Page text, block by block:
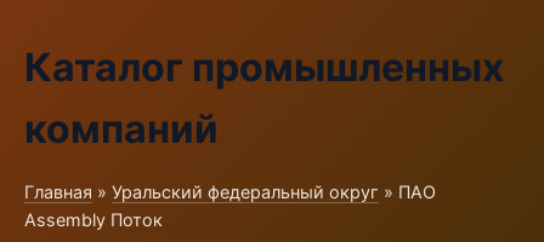
Каталог промышленных
компаний
Главная » Уральский федеральный округ » ПАО
Assembly Поток